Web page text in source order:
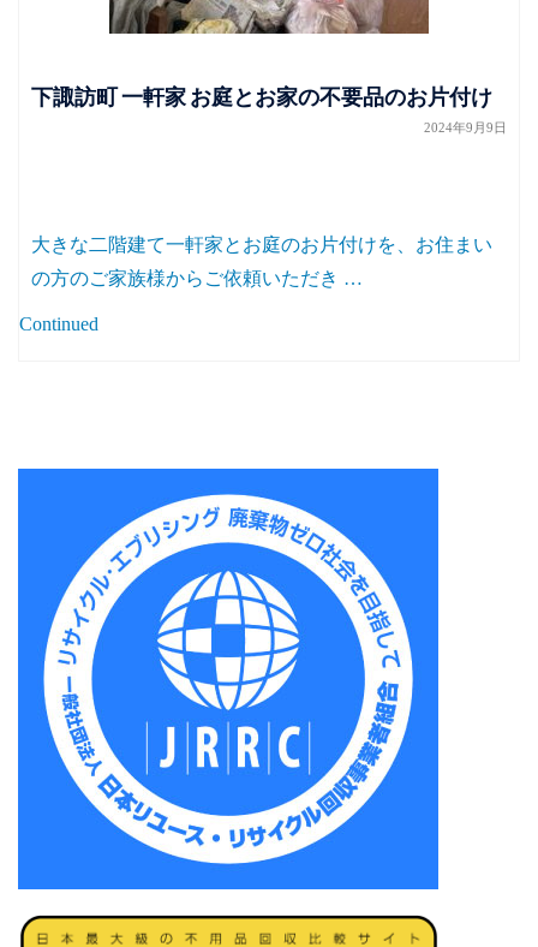
下諏訪町 一軒家 お庭とお家の不要品のお片付け
2024年9月9日
大きな二階建て一軒家とお庭のお片付けを、お住まい
の方のご家族様からご依頼いただき …
Continued